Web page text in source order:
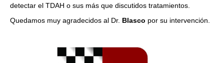
detectar el TDAH o sus más que discutidos tratamientos.
Quedamos muy agradecidos al Dr. Blasco por su intervención.